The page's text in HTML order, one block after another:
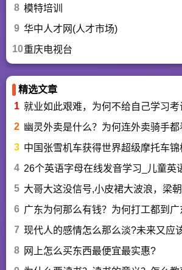
8 模特培训
9 华中人才网(人才市场)
10重庆电视台
精选文章
1 就业如此艰难，为何不给自己学习
2 幽灵外卖是什么？为何连外卖骑手都
3 中国张雪机车获得世界超级摩托车锦
4 26个英语字母在线发音学习_儿童英
5 大哥大这没信号,小皮裙大波浪，梁
6 广东为何那么有钱？为何打工都到
7 现代人的感情怎么那么淡?未来又应
8
网上怎么买东西最便宜最实惠?